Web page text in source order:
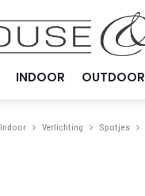
INDOOR OUTDOOR
Indoor Verlichting Spotjes